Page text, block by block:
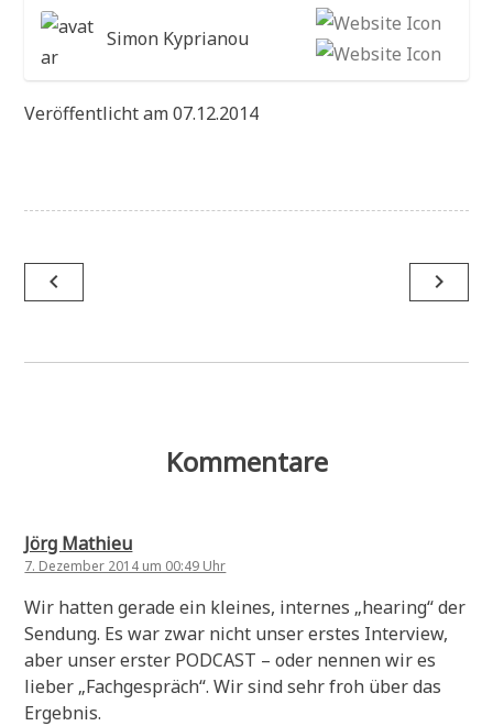
Simon Kyprianou
Veröffentlicht am 07.12.2014
Beitragsnavigation
navigate_before navigate_next
Kommentare
Jörg Mathieu
7. Dezember 2014 um 00:49 Uhr
Wir hatten gerade ein kleines, internes „hearing“ der
Sendung. Es war zwar nicht unser erstes Interview,
aber unser erster PODCAST – oder nennen wir es
lieber „Fachgespräch“. Wir sind sehr froh über das
Ergebnis.